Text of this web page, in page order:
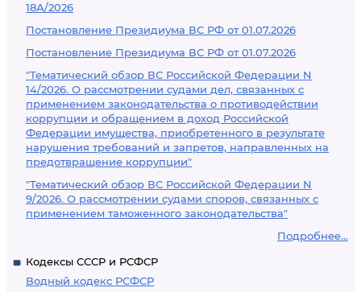
18А/2026
Постановление Президиума ВС РФ от 01.07.2026
Постановление Президиума ВС РФ от 01.07.2026
"Тематический обзор ВС Российской Федерации N
14/2026. О рассмотрении судами дел, связанных с
применением законодательства о противодействии
коррупции и обращением в доход Российской
Федерации имущества, приобретенного в результате
нарушения требований и запретов, направленных на
предотвращение коррупции"
"Тематический обзор ВС Российской Федерации N
9/2026. О рассмотрении судами споров, связанных с
применением таможенного законодательства"
Подробнее...
Кодексы СССР и РСФСР
Водный кодекс РСФСР